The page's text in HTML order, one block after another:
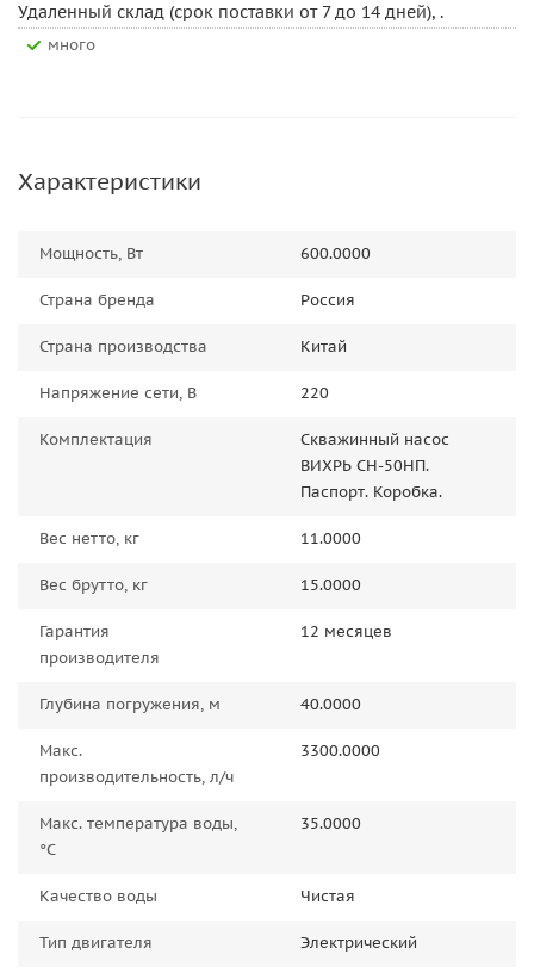
Удаленный склад (срок поставки от 7 до 14 дней), .
Много
Характеристики
Мощность, Вт 600.0000
Страна бренда Россия
Страна производства Китай
Напряжение сети, В 220
Комплектация
Скважинный насос
ВИХРЬ СН-50НП.
Паспорт. Коробка.
Вес нетто, кг 11.0000
Вес брутто, кг 15.0000
Гарантия
производителя
12 месяцев
Глубина погружения, м 40.0000
Макс.
производительность, л/ч
3300.0000
Макс. температура воды,
°C
35.0000
Качество воды Чистая
Тип двигателя Электрический